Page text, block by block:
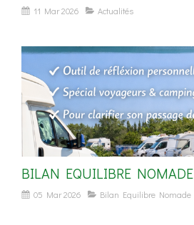
11 Mar 2026 Actualités
BILAN EQUILIBRE NOMADE
05 Mar 2026 Bilan Equilibre Nomade